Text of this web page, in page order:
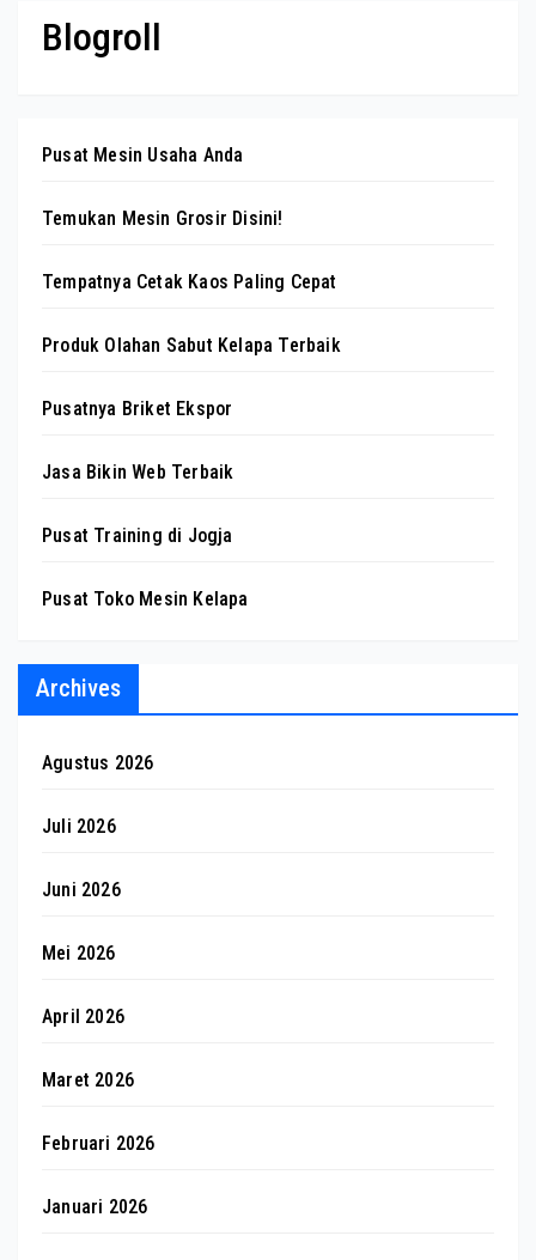
Blogroll
Pusat Mesin Usaha Anda
Temukan Mesin Grosir Disini!
Tempatnya Cetak Kaos Paling Cepat
Produk Olahan Sabut Kelapa Terbaik
Pusatnya Briket Ekspor
Jasa Bikin Web Terbaik
Pusat Training di Jogja
Pusat Toko Mesin Kelapa
Archives
Agustus 2026
Juli 2026
Juni 2026
Mei 2026
April 2026
Maret 2026
Februari 2026
Januari 2026